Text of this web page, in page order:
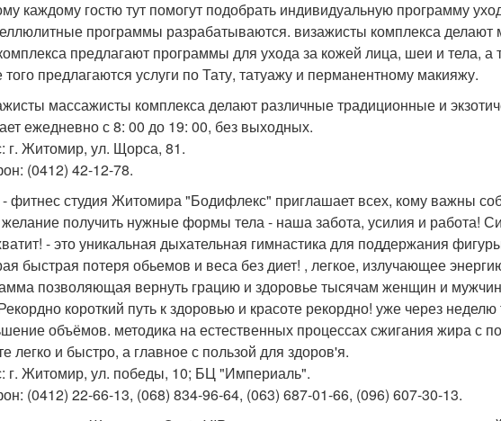
каждому гостю тут помогут подобрать индивидуальную программу
программы разрабатываются. визажисты комплекса делают
предлагают программы для ухода за кожей лица, шеи и тела, а
предлагаются услуги по Тату, татуажу и перманентному макияжу.
массажисты комплекса делают различные традиционные и
ежедневно с 8: 00 до 19: 00, без выходных.
г. Житомир, ул. Щорса, 81.
(0412) 42-12-78.
фитнес студия Житомира "Бодифлекс" приглашает всех, кому важны
получить нужные формы тела - наша забота, усилия и работа!
- это уникальная дыхательная гимнастика для поддержания
быстрая потеря обьемов и веса без диет! , легкое, излучающее
позволяющая вернуть грацию и здоровье тысячам женщин и
короткий путь к здоровью и красоте рекордно! уже через
объёмов. методика на естественных процессах сжигания жира с
легко и быстро, а главное с пользой для здоров'я.
г. Житомир, ул. победы, 10; БЦ "Империаль".
(0412) 22-66-13, (068) 834-96-64, (063) 687-01-66, (096) 607-30-13.